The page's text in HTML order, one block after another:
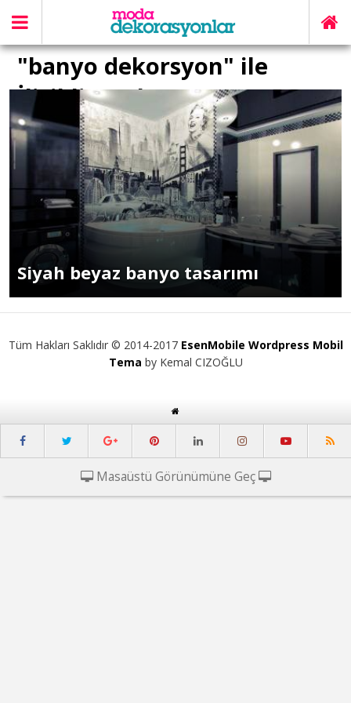
"banyo dekorsyon" ile
İlişikli yazılar
Siyah beyaz banyo tasarımı
Tüm Hakları Saklıdır © 2014-2017 EsenMobile Wordpress Mobil
Tema by Kemal CIZOĞLU
Masaüstü Görünümüne Geç